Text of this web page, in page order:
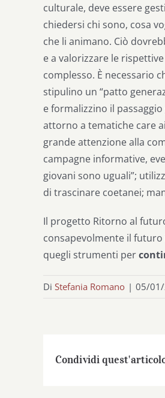
culturale, deve essere
chiedersi chi sono, cosa
che li animano. Ciò
e a valorizzare le
complesso. È necessario
stipulino un “patto
e formalizzino il
attorno a tematiche care
grande attenzione alla
campagne informative,
giovani sono uguali”;
di trascinare coetanei;
Il progetto Ritorno al
consapevolmente il futuro
quegli strumenti per
Di Stefania Romano | 05/
Condividi